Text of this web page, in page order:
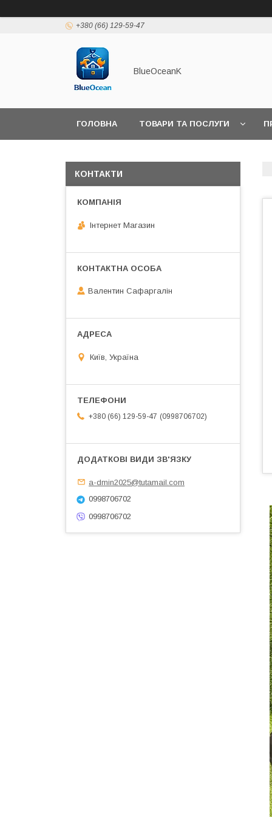
+380 (66) 129-59-47
BlueOceanK
ГОЛОВНА ТОВАРИ ТА ПОСЛУГИ
КОНТАКТИ
Інтернет Магазин
Валентин Сафаргалін
Київ, Україна
+380 (66) 129-59-47 0998706702
a-dmin2025@tutamail.com
0998706702
0998706702